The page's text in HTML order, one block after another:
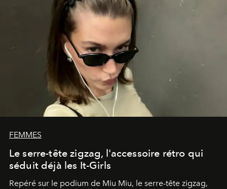
FEMMES
Le serre-tête zigzag, l'accessoire rétro qui
séduit déjà les It-Girls
Repéré sur le podium de Miu Miu, le serre-tête zigzag,